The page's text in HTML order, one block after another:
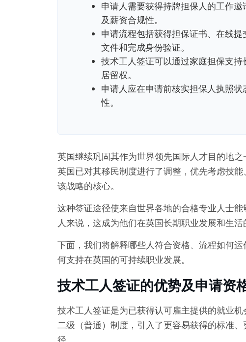
申请人需要获得持牌担保人的工作
及薪资合规性。
申请流程包括获得担保证书、在线
文件和完成身份验证。
技术工人签证可以通过家庭担保支
居留权。
申请人应在申请前核实担保人执照
性。
英国继续巩固其作为世界领先国际人才目的地
英国已对其移民制度进行了调整，优先考虑技
该战略的核心。
这种签证途径使来自世界各地的合格专业人士
人来说，这成为他们在英国长期职业发展和生活
下面，我们将解释哪些人符合资格、流程如何
何支持在英国的可持续职业发展。
技术工人签证的优势及申请资
技术工人签证是为已获得认可雇主提供的就业
二级（普通）制度，引入了更容易获得的标准